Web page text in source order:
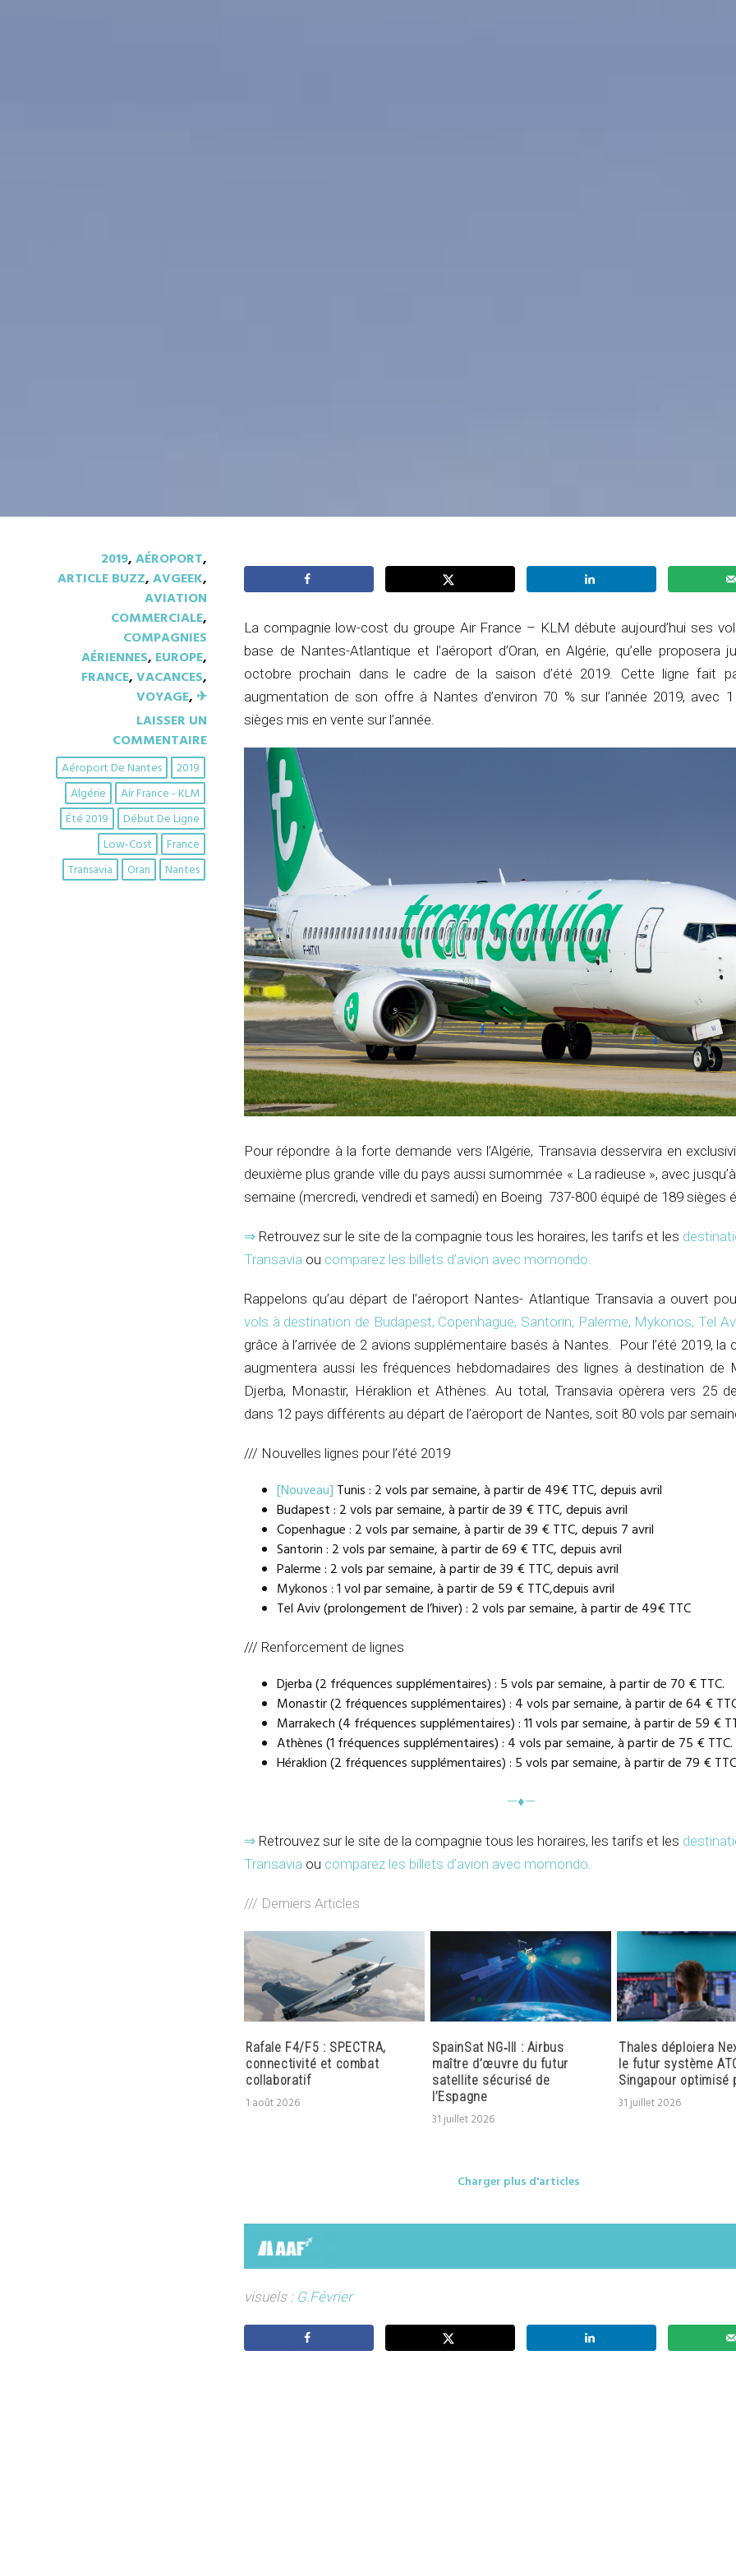
2019,AÉROPORT,
ARTICLE BUZZ,AVGEEK,
AVIATION
COMMERCIALE,
COMPAGNIES
AÉRIENNES, EUROPE,
FRANCE,VACANCES,
VOYAGE, ✈︎
LAISSER UN
COMMENTAIRE
2019
Aéroport De Nantes
Air France - KLM
Algérie
Début De Ligne
Été 2019
France
Low-Cost
Nantes
Oran
Transavia
La compagnie low-cost du groupe Air France – KLM débute aujourd’hui ses
base de Nantes-Atlantique et l’aéroport d’Oran, en Algérie, qu’elle proposera
octobre prochain dans le cadre de la saison d’été 2019. Cette ligne fait
augmentation de son offre à Nantes d’environ 70 % sur l’année 2019, avec
sièges mis en vente sur l’année.
Pour répondre à la forte demande vers l’Algérie, Transavia desservira en
deuxième plus grande ville du pays aussi surnommée « La radieuse », avec
semaine (mercredi, vendredi et samedi) en Boeing 737-800 équipé de 189 sièges
⇒ Retrouvez sur le site de la compagnie tous les horaires, les tarifs et les
Transavia ou comparez les billets d’avion avec momondo.
Rappelons qu’au départ de l’aéroport Nantes- Atlantique Transavia a ouvert
vols à destination de Budapest, Copenhague, Santorin, Palerme, Mykonos, Tel
grâce à l’arrivée de 2 avions supplémentaire basés à Nantes. Pour l’été 2019, la
augmentera aussi les fréquences hebdomadaires des lignes à destination de
Djerba, Monastir, Héraklion et Athènes. Au total, Transavia opèrera vers 25
dans 12 pays différents au départ de l’aéroport de Nantes, soit 80 vols par
/// Nouvelles lignes pour l’été 2019
[Nouveau] Tunis : 2 vols par semaine, à partir de 49€ TTC, depuis avril
Budapest : 2 vols par semaine, à partir de 39 € TTC, depuis avril
Copenhague : 2 vols par semaine, à partir de 39 € TTC, depuis 7 avril
Santorin : 2 vols par semaine, à partir de 69 € TTC, depuis avril
Palerme : 2 vols par semaine, à partir de 39 € TTC, depuis avril
Mykonos : 1 vol par semaine, à partir de 59 € TTC,depuis avril
Tel Aviv (prolongement de l’hiver) : 2 vols par semaine, à partir de 49€ TTC
/// Renforcement de lignes
Djerba (2 fréquences supplémentaires) : 5 vols par semaine, à partir de 70 € TTC.
Monastir (2 fréquences supplémentaires) : 4 vols par semaine, à partir de 64 €
Marrakech (4 fréquences supplémentaires) : 11 vols par semaine, à partir de 59 €
Athènes (1 fréquences supplémentaires) : 4 vols par semaine, à partir de 75 € TTC.
Héraklion (2 fréquences supplémentaires) : 5 vols par semaine, à partir de 79 €
—♦—
⇒ Retrouvez sur le site de la compagnie tous les horaires, les tarifs et les
Transavia ou comparez les billets d’avion avec momondo.
/// Derniers Articles
Rafale F4/F5 : SPECTRA,
connectivité et combat
collaboratif
1 août 2026
SpainSat NG‑III : Airbus
maître d’œuvre du futur
satellite sécurisé de
l’Espagne
31 juillet 2026
Thales déploiera
le futur système
Singapour optimisé
31 juillet 2026
Charger plus d'articles
visuels : G.Février